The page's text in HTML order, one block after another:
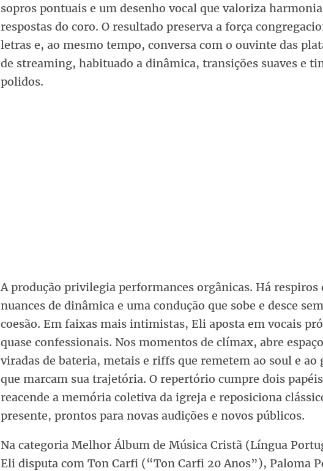
sopros pontuais e um desenho vocal que valoriza
respostas do coro. O resultado preserva a força
letras e, ao mesmo tempo, conversa com o ouvinte das
de streaming, habituado a dinâmica, transições suaves e
polidos.
A produção privilegia performances orgânicas. Há respiros
nuances de dinâmica e uma condução que sobe e desce
coesão. Em faixas mais intimistas, Eli aposta em vocais
quase confessionais. Nos momentos de clímax, abre
viradas de bateria, metais e riffs que remetem ao soul e ao
que marcam sua trajetória. O repertório cumpre dois
reacende a memória coletiva da igreja e reposiciona
presente, prontos para novas audições e novos públicos.
Na categoria Melhor Álbum de Música Cristã (Língua
Eli disputa com Ton Carfi (“Ton Carfi 20 Anos”), Paloma